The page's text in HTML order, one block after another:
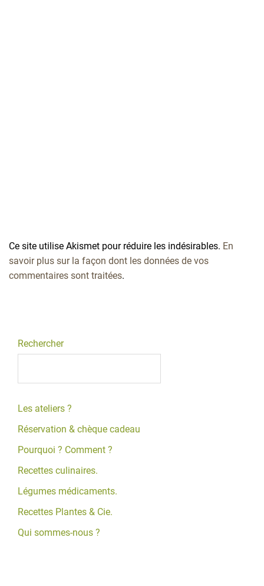
Ce site utilise Akismet pour réduire les indésirables. En
savoir plus sur la façon dont les données de vos
commentaires sont traitées.
Rechercher
Les ateliers ?
Réservation & chèque cadeau
Pourquoi ? Comment ?
Recettes culinaires.
Légumes médicaments.
Recettes Plantes & Cie.
Qui sommes-nous ?